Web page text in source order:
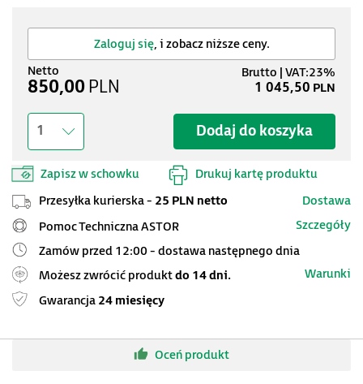
Zaloguj się, i zobacz niższe ceny.
Dodaj do koszyka
1
Zapisz w schowku Drukuj kartę produktu
850,00 PLN 1 045,50 PLN
Przesyłka kurierska - 25 PLN netto
Dostawa
Pomoc Techniczna ASTOR
Szczegóły
Zamów przed 12:00 - dostawa następnego dnia
Możesz zwrócić produktdo 14 dni.
Warunki
Gwarancja 24 miesięcy
Oceń produkt